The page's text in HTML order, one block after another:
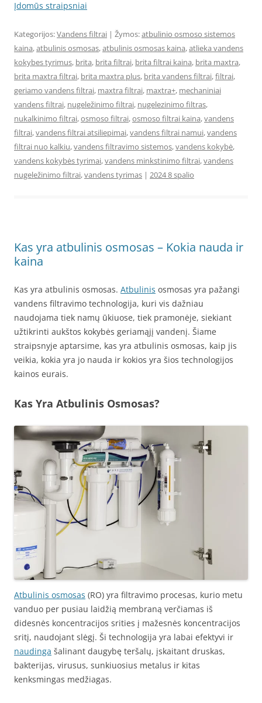
Įdomūs straipsniai
Kategorijos:Vandens filtrai | Žymos:atbulinio osmoso sistemos
kaina,atbulinis osmosas,atbulinis osmosas kaina,atlieka vandens
kokybes tyrimus, brita, brita filtrai, brita filtrai kaina, brita maxtra,
brita maxtra filtrai, brita maxtra plus, brita vandens filtrai,filtrai,
geriamo vandens filtrai, maxtra filtrai, maxtra+, mechaniniai
vandens filtrai, nugeležinimo filtrai, nugelezinimo filtras,
nukalkinimo filtrai,osmoso filtrai,osmoso filtrai kaina,vandens
filtrai,vandens filtrai atsiliepimai,vandens filtrai namui,vandens
filtrai nuo kalkiu,vandens filtravimo sistemos,vandens kokybė,
vandens kokybės tyrimai,vandens minkstinimo filtrai,vandens
nugeležinimo filtrai,vandens tyrimas | 2024 8 spalio
Kas yra atbulinis osmosas – Kokia nauda ir
kaina
Kas yra atbulinis osmosas. Atbulinis osmosas yra pažangi
vandens filtravimo technologija, kuri vis dažniau
naudojama tiek namų ūkiuose, tiek pramonėje, siekiant
užtikrinti aukštos kokybės geriamąjį vandenį. Šiame
straipsnyje aptarsime, kas yra atbulinis osmosas, kaip jis
veikia, kokia yra jo nauda ir kokios yra šios technologijos
kainos eurais.
Kas Yra Atbulinis Osmosas?
Atbulinis osmosas (RO) yra filtravimo procesas, kurio metu
vanduo per pusiau laidžią membraną verčiamas iš
didesnės koncentracijos srities į mažesnės koncentracijos
sritį, naudojant slėgį. Ši technologija yra labai efektyvi ir
naudinga šalinant daugybę teršalų, įskaitant druskas,
bakterijas, virusus, sunkiuosius metalus ir kitas
kenksmingas medžiagas.